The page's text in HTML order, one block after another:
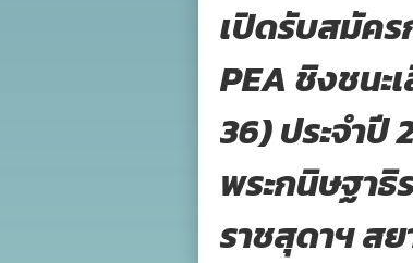
เปิดรับสมัคร
PEA ชิงชนะ
36) ประจำปี
พระกนิษฐาธิ
ราชสุดาฯ ส